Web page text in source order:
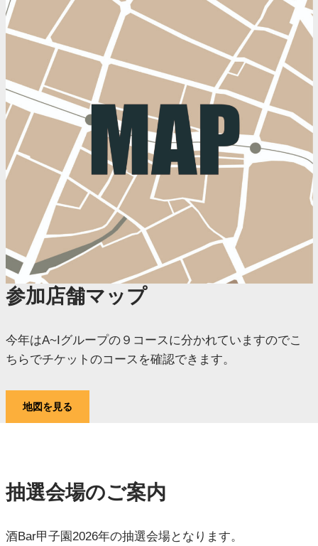
参加店舗マップ
今年はA~Iグループの９コースに分かれていますのでこ
ちらでチケットのコースを確認できます。
地図を見る
抽選会場のご案内
酒Bar甲子園2026年の抽選会場となります。